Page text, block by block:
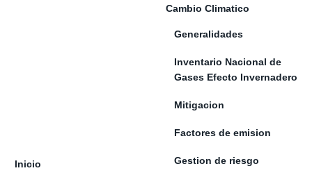
Inicio
Cambio Climatico
Generalidades
Inventario Nacional de
Gases Efecto Invernadero
Mitigacion
Factores de emision
Gestion de riesgo